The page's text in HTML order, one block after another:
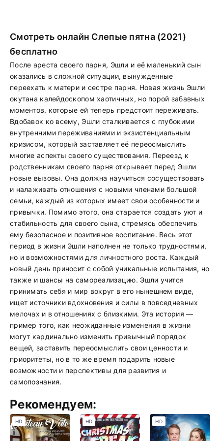
Смотреть онлайн Слепые пятна (2021)
бесплатно
После ареста своего парня, Эшли и её маленький сын
оказались в сложной ситуации, вынужденные
переехать к матери и сестре парня. Новая жизнь Эшли
окутана калейдоскопом хаотичных, но порой забавных
моментов, которые ей теперь предстоит переживать.
Вдобавок ко всему, Эшли сталкивается с глубокими
внутренними переживаниями и экзистенциальным
кризисом, который заставляет её переосмыслить
многие аспекты своего существования. Переезд к
родственникам своего парня открывает перед Эшли
новые вызовы. Она должна научиться сосуществовать
и налаживать отношения с новыми членами большой
семьи, каждый из которых имеет свои особенности и
привычки. Помимо этого, она старается создать уют и
стабильность для своего сына, стремясь обеспечить
ему безопасное и позитивное воспитание. Весь этот
период в жизни Эшли наполнен не только трудностями,
но и возможностями для личностного роста. Каждый
новый день приносит с собой уникальные испытания, но
также и шансы на самореализацию. Эшли учится
принимать себя и мир вокруг в его нынешнем виде,
ищет источники вдохновения и силы в повседневных
мелочах и в отношениях с близкими. Эта история —
пример того, как неожиданные изменения в жизни
могут кардинально изменить привычный порядок
вещей, заставить переосмыслить свои ценности и
приоритеты, но в то же время подарить новые
возможности и перспективы для развития и
самопознания.
Рекомендуем:
HD HD HD